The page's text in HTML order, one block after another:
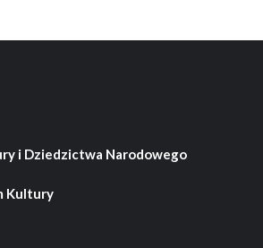
i Dziedzictwa Narodowego
Kultury